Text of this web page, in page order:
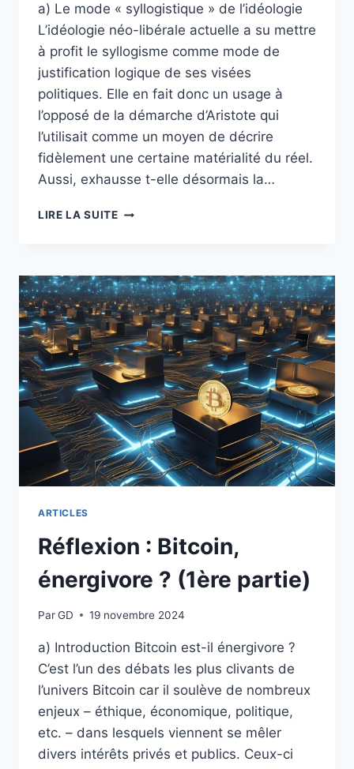
a) Le mode « syllogistique » de l’idéologie
L’idéologie néo-libérale actuelle a su mettre
à profit le syllogisme comme mode de
justification logique de ses visées
politiques. Elle en fait donc un usage à
l’opposé de la démarche d’Aristote qui
l’utilisait comme un moyen de décrire
fidèlement une certaine matérialité du réel.
Aussi, exhausse t-elle désormais la…
LIRE LA SUITERÉFLEXION
?
(2ÈME
PARTIE)
ARTICLES
Réflexion : Bitcoin,
énergivore ? (1ère partie)
ParGD 19 novembre 2024
a) Introduction Bitcoin est-il énergivore ?
C’est l’un des débats les plus clivants de
l’univers Bitcoin car il soulève de nombreux
enjeux – éthique, économique, politique,
etc. – dans lesquels viennent se mêler
divers intérêts privés et publics. Ceux-ci